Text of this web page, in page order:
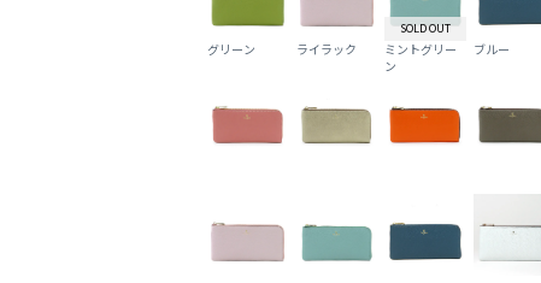
グリーン ライラック
SOLD OUT
ミントグリー
ン
ブルー